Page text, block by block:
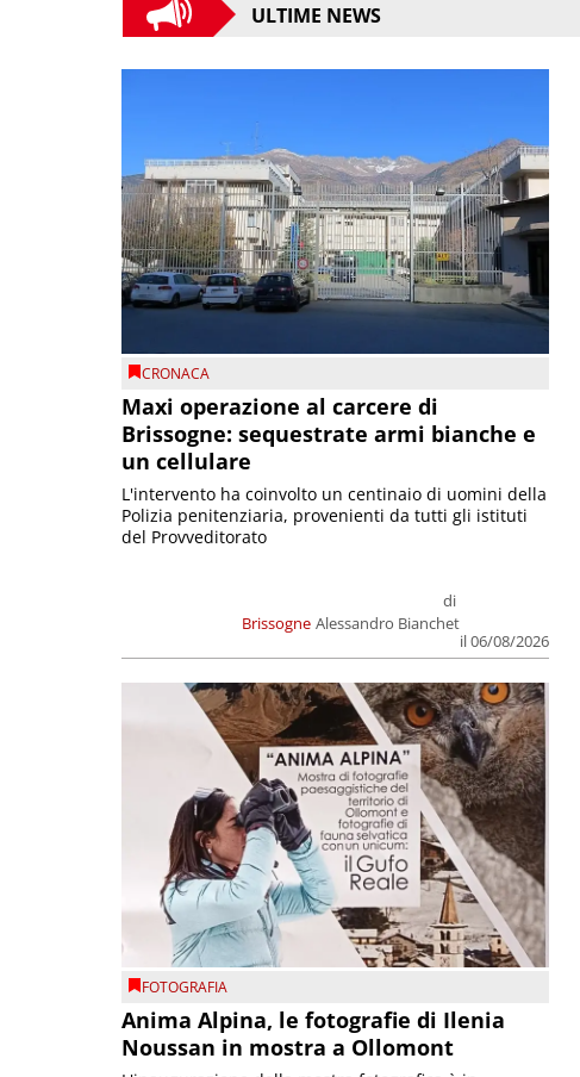
ULTIME NEWS
CRONACA
Maxi operazione al carcere di
Brissogne: sequestrate armi bianche e
un cellulare
Brissogne
di
Alessandro Bianchet
il 06/08/2026
L'intervento ha coinvolto un centinaio di uomini della
Polizia penitenziaria, provenienti da tutti gli istituti
del Provveditorato
FOTOGRAFIA
Anima Alpina, le fotografie di Ilenia
Noussan in mostra a Ollomont